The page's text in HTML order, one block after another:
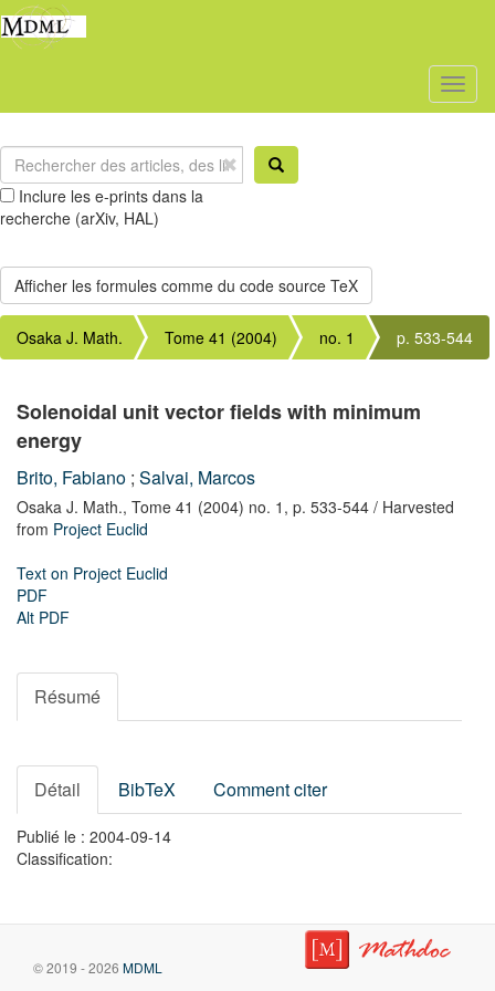
Inclure les e-prints dans la
recherche (arXiv, HAL)
Osaka J. Math. Tome 41 (2004) no. 1 p. 533-544
Solenoidal unit vector fields with minimum
energy
Brito, Fabiano ; Salvai, Marcos
Osaka J. Math., Tome 41 (2004) no. 1, p. 533-544 / Harvested
from Project Euclid
Text on Project Euclid
PDF
Alt PDF
Résumé
Détail BibTeX Comment citer
Publié le : 2004-09-14
Classification:
© 2019 - 2026 MDML